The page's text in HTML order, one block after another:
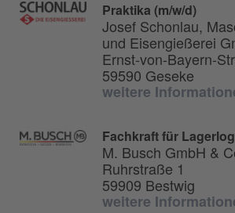
Praktika (m/w/d)
Josef Schonlau,
und Eisengießerei
Ernst-von-Bayern-
59590 Geseke
weitere
Fachkraft für
M. Busch GmbH &
Ruhrstraße 1
59909 Bestwig
weitere